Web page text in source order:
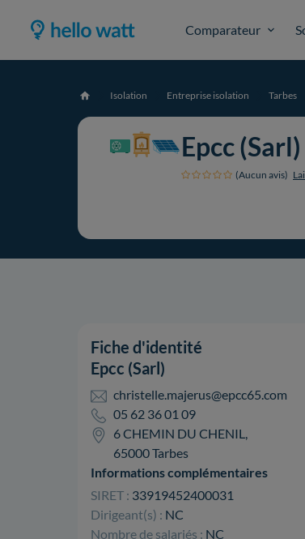
Comparateur
Accueil Isolation Entreprise isolation Tarbes
Epcc (Sarl)
(Aucun avis)
Fiche d'identité
Epcc (Sarl)
christelle.majerus@epcc65.com
05 62 36 01 09
6 CHEMIN DU CHENIL,
65000 Tarbes
Informations complémentaires
SIRET : 33919452400031
Dirigeant(s) : NC
Nombre de salariés : NC